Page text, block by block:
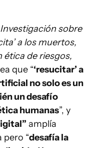
Investigación sobre
a los muertos,
de riesgos,
que “‘resucitar’ a
no solo es un
un desafío
humanas”, y
amplía
“desafía la